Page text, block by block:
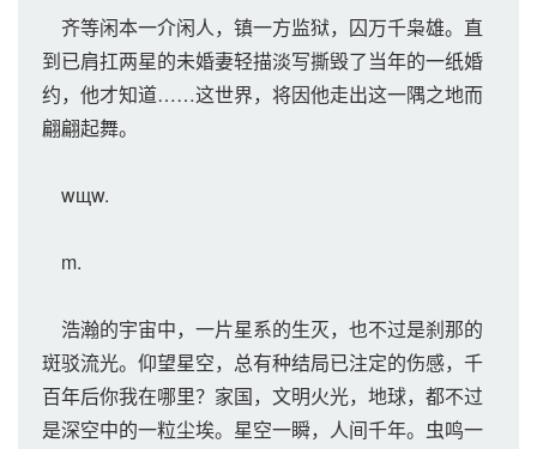
齐等闲本一介闲人，镇一方监狱，囚万千枭雄。直
到已肩扛两星的未婚妻轻描淡写撕毁了当年的一纸婚
约，他才知道……这世界，将因他走出这一隅之地而
翩翩起舞。
wщw.
m.
浩瀚的宇宙中，一片星系的生灭，也不过是刹那的
斑驳流光。仰望星空，总有种结局已注定的伤感，千
百年后你我在哪里？家国，文明火光，地球，都不过
是深空中的一粒尘埃。星空一瞬，人间千年。虫鸣一